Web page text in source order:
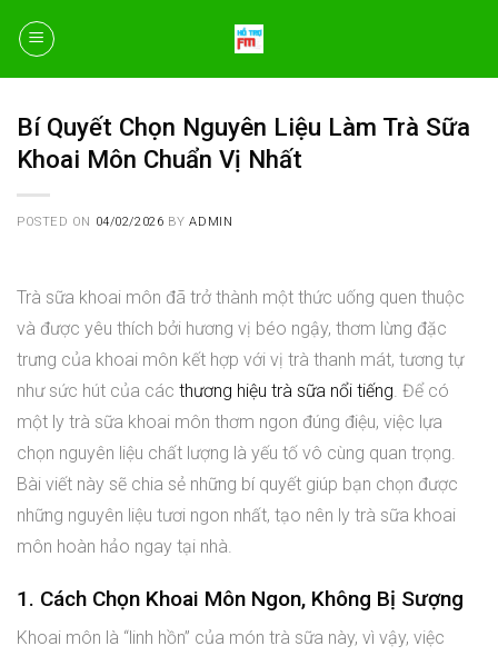
content
Bí Quyết Chọn Nguyên Liệu Làm Trà Sữa
Khoai Môn Chuẩn Vị Nhất
POSTED ON 04/02/2026 BYADMIN
Trà sữa khoai môn đã trở thành một thức uống quen thuộc
và được yêu thích bởi hương vị béo ngậy, thơm lừng đặc
trưng của khoai môn kết hợp với vị trà thanh mát, tương tự
như sức hút của các thương hiệu trà sữa nổi tiếng. Để có
một ly trà sữa khoai môn thơm ngon đúng điệu, việc lựa
chọn nguyên liệu chất lượng là yếu tố vô cùng quan trọng.
Bài viết này sẽ chia sẻ những bí quyết giúp bạn chọn được
những nguyên liệu tươi ngon nhất, tạo nên ly trà sữa khoai
môn hoàn hảo ngay tại nhà.
1. Cách Chọn Khoai Môn Ngon, Không Bị Sượng
Khoai môn là “linh hồn” của món trà sữa này, vì vậy, việc